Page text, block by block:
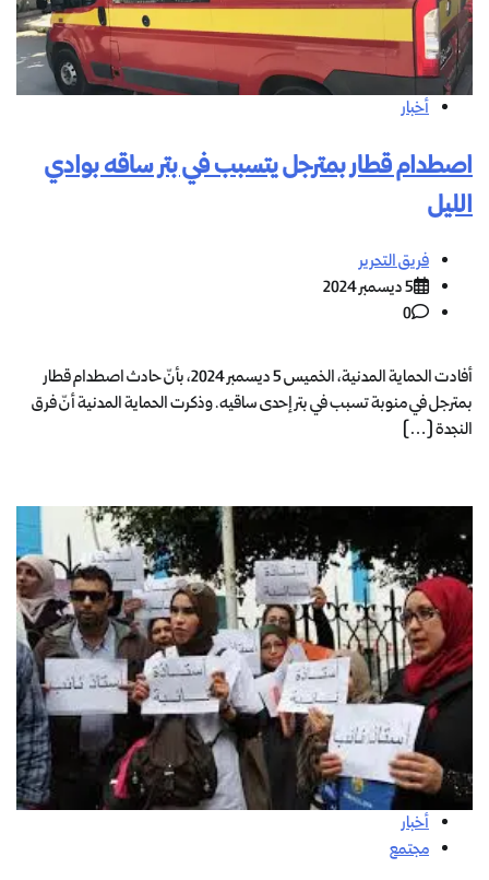
أخبار
اصطدام قطار بمترجل يتسبب في بتر ساقه بوادي
الليل
فريق التحرير
5 ديسمبر 2024
0
أفادت الحماية المدنية، الخميس 5 ديسمبر 2024، بأنّ حادث اصطدام قطار
بمترجل في منوبة تسبب في بتر إحدى ساقيه. وذكرت الحماية المدنية أنّ فرق
النجدة […]
أخبار
مجتمع